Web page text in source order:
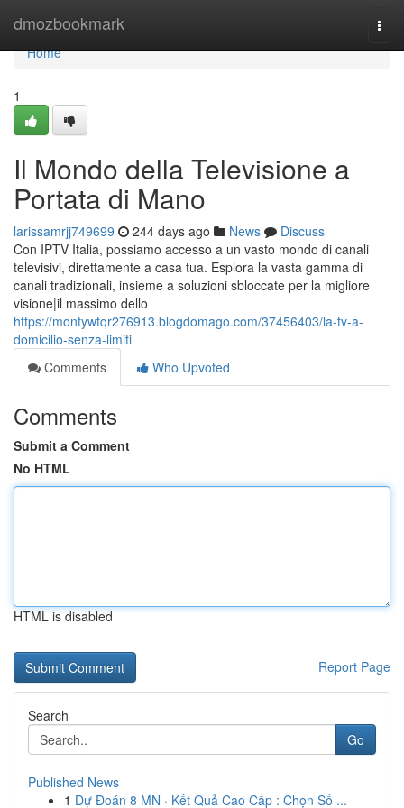
dmozbookmark
Home
Home
1
Il Mondo della Televisione a
Portata di Mano
larissamrjj749699 244 days ago News
Discuss
Con IPTV Italia, possiamo accesso a un vasto mondo di canali
televisivi, direttamente a casa tua. Esplora la vasta gamma di
canali tradizionali, insieme a soluzioni sbloccate per la migliore
visione|il massimo dello
https://montywtqr276913.blogdomago.com/37456403/la-tv-a-
domicilio-senza-limiti
Comments
Who Upvoted
Comments
Submit a Comment
No HTML
HTML is disabled
Report Page
Search
Go
Published News
1 Dự Đoán 8 MN · Kết Quả Cao Cấp : Chọn Số ...